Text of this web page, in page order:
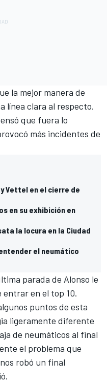
la mejor manera de
línea clara al respecto.
que fuera lo
más incidentes de
Vettel en el cierre de
en su exhibición en
la locura en la Ciudad
el neumático
parada de Alonso le
en el top 10.
puntos de esta
ligeramente diferente
de neumáticos al final
el problema que
robó un final